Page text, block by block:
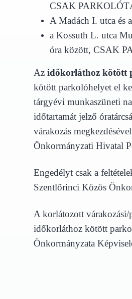
CSAK
A Madách I. utca és
a Kossuth L. utca
óra között, CSAK
Az időkorláthoz kötött
kötött parkolóhelyet el
tárgyévi munkaszüneti
időtartamát jelző
várakozás
Önkormányzati Hivatal
Engedélyt csak a
Szentlőrinci Közös
A korlátozott várakozási/
időkorláthoz kötött
Önkormányzata